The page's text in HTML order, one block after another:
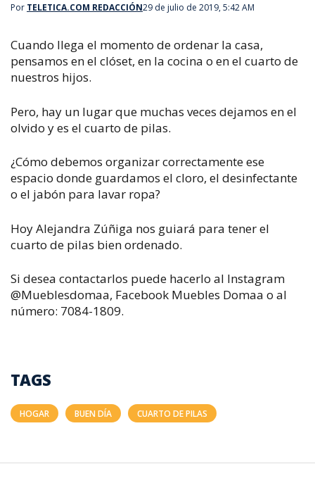
Por TELETICA.COM REDACCIÓN29 de julio de 2019, 5:42 AM
Cuando llega el momento de ordenar la casa,
pensamos en el clóset, en la cocina o en el cuarto de
nuestros hijos.
Pero, hay un lugar que muchas veces dejamos en el
olvido y es el cuarto de pilas.
¿Cómo debemos organizar correctamente ese
espacio donde guardamos el cloro, el desinfectante
o el jabón para lavar ropa?
Hoy Alejandra Zúñiga nos guiará para tener el
cuarto de pilas bien ordenado.
Si desea contactarlos puede hacerlo al Instagram
@Mueblesdomaa, Facebook Muebles Domaa o al
número: 7084-1809.
TAGS
HOGAR BUEN DÍA CUARTO DE PILAS